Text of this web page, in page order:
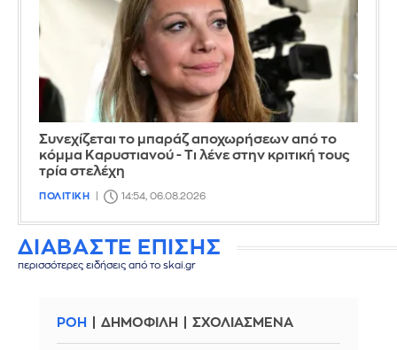
Συνεχίζεται το μπαράζ αποχωρήσεων από το
κόμμα Καρυστιανού - Τι λένε στην κριτική τους
τρία στελέχη
ΠΟΛΙΤΙΚΗ 14:54, 06.08.2026
ΔΙΑΒΑΣΤΕ ΕΠΙΣΗΣ
περισσότερες ειδήσεις από το skai.gr
ΡΟΗ ΔΗΜΟΦΙΛΗ ΣΧΟΛΙΑΣΜΕΝΑ